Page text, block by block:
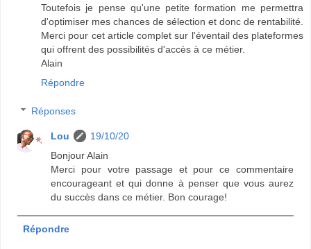
Toutefois je pense qu'une petite formation me permettra
d'optimiser mes chances de sélection et donc de rentabilité.
Merci pour cet article complet sur l'éventail des plateformes
qui offrent des possibilités d'accès à ce métier.
Alain
Répondre
Réponses
Lou
19/10/20
Bonjour Alain
Merci pour votre passage et pour ce commentaire
encourageant et qui donne à penser que vous aurez
du succès dans ce métier. Bon courage!
Répondre